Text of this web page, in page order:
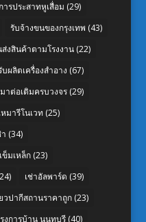
ารประสาทหูเสื่อม (29)
รับจ้างขนของกรุงเทพ (43)
งสินค้าตามโรงงาน(22)
บผลิตเครื่องสำอาง (67)
าต่อเติมครบวงจร(29)
หมารีโนเวท (25)
(34)
เข็มเหล็ก(23)
เช่าอัลพาร์ด (39)
วปากีสถานราคาถูก(23)
งการบ้าน นนทบุรี(40)